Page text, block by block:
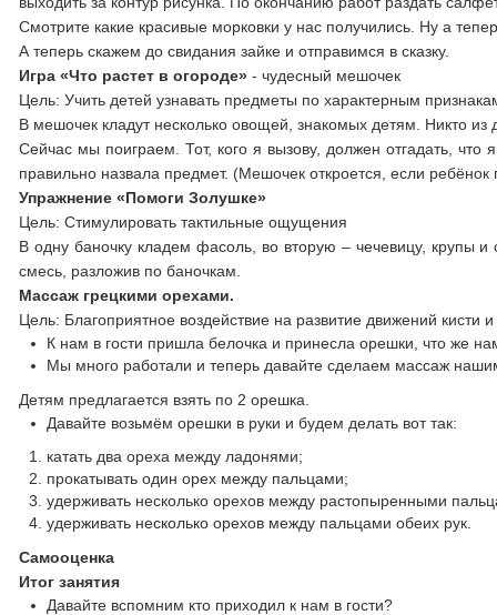
Смотрите какие красивые морковки у нас получились. Ну а
А теперь скажем до свидания зайке и отправимся в сказку.
Игра «Что растет в огороде» - чудесный мешочек
Цель: Учить детей узнавать предметы по характерным
В мешочек кладут несколько овощей, знакомых детям. Никто из
Сейчас мы поиграем. Тот, кого я вызову, должен отгадать,
правильно назвала предмет. (Мешочек откроется, если
Упражнение «Помоги Золушке»
Цель: Стимулировать тактильные ощущения
В одну баночку кладем фасоль, во вторую – чечевицу, крупы
смесь, разложив по баночкам.
Массаж грецкими орехами.
Цель: Благоприятное воздействие на развитие движений кисти
К нам в гости пришла белочка и принесла орешки, что же
Мы много работали и теперь давайте сделаем массаж
Детям предлагается взять по 2 орешка.
Давайте возьмём орешки в руки и будем делать вот так:
катать два ореха между ладонями;
прокатывать один орех между пальцами;
удерживать несколько орехов между растопыренными
удерживать несколько орехов между пальцами обеих рук.
Самооценка
Итог занятия
Давайте вспомним кто приходил к нам в гости?